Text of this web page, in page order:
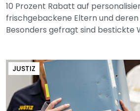
10 Prozent Rabatt auf
frischgebackene Eltern und deren
Besonders gefragt sind bestickte
JUSTIZ